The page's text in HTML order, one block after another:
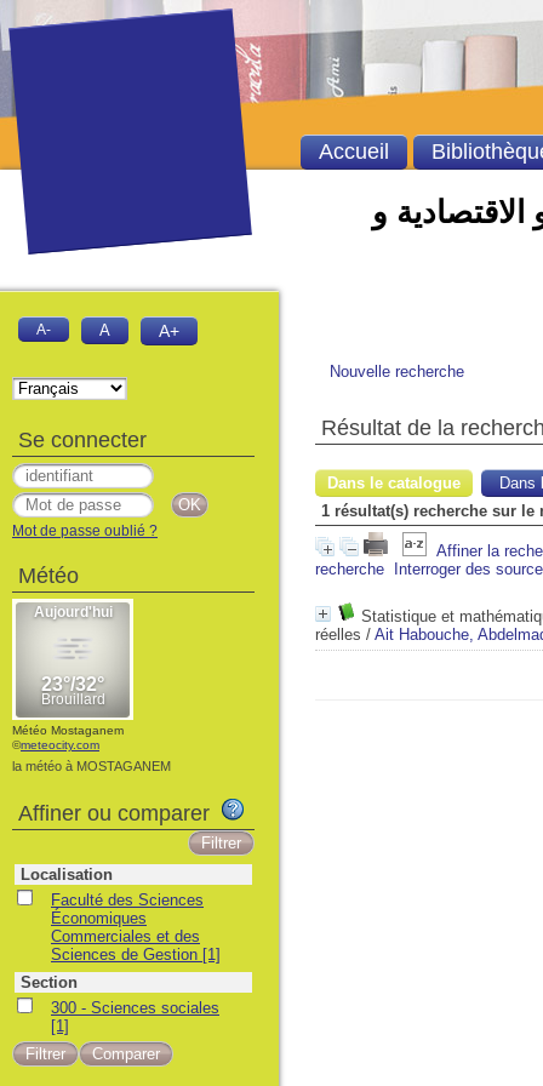
الاقتصادية و
Nouvelle recherche
Résultat de la
Dans le catalogue
Dans
1 résultat(s) recherche sur
Affiner la
recherche
Interroger des
Statistique et
réelles / Ait Habouche,
Accueil
A- A A+
Se connecter
Mot de passe oublié ?
Météo
Météo Mostaganem
©meteocity.com
la météo à MOSTAGANEM
Affiner ou comparer
Localisation
Faculté des Sciences
Économiques
Commerciales et des
Sciences de Gestion [1]
Section
300 - Sciences sociales
[1]